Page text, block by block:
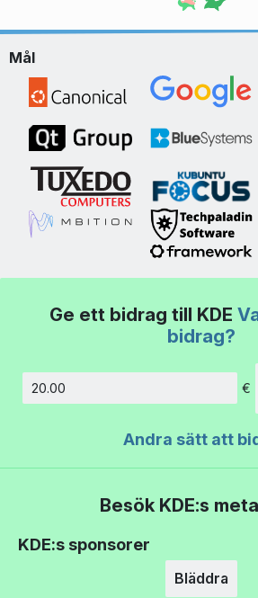
Mål
Ge ett bidrag till KDE
bidrag?
€
Andra sätt att
Besök KDE:s
KDE:s sponsorer
Bläddra